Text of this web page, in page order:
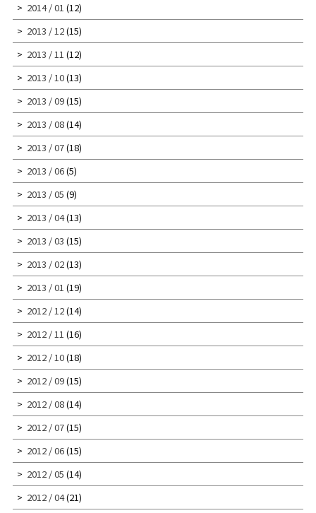
2014 / 01 (12)
2013 / 12(15)
2013 / 11 (12)
2013 / 10(13)
2013 / 09(15)
2013 / 08(14)
2013 / 07(18)
2013 / 06(5)
2013 / 05 (9)
2013 / 04(13)
2013 / 03 (15)
2013 / 02(13)
2013 / 01 (19)
2012 / 12(14)
2012 / 11 (16)
2012 / 10(18)
2012 / 09(15)
2012 / 08(14)
2012 / 07(15)
2012 / 06(15)
2012 / 05 (14)
2012 / 04(21)